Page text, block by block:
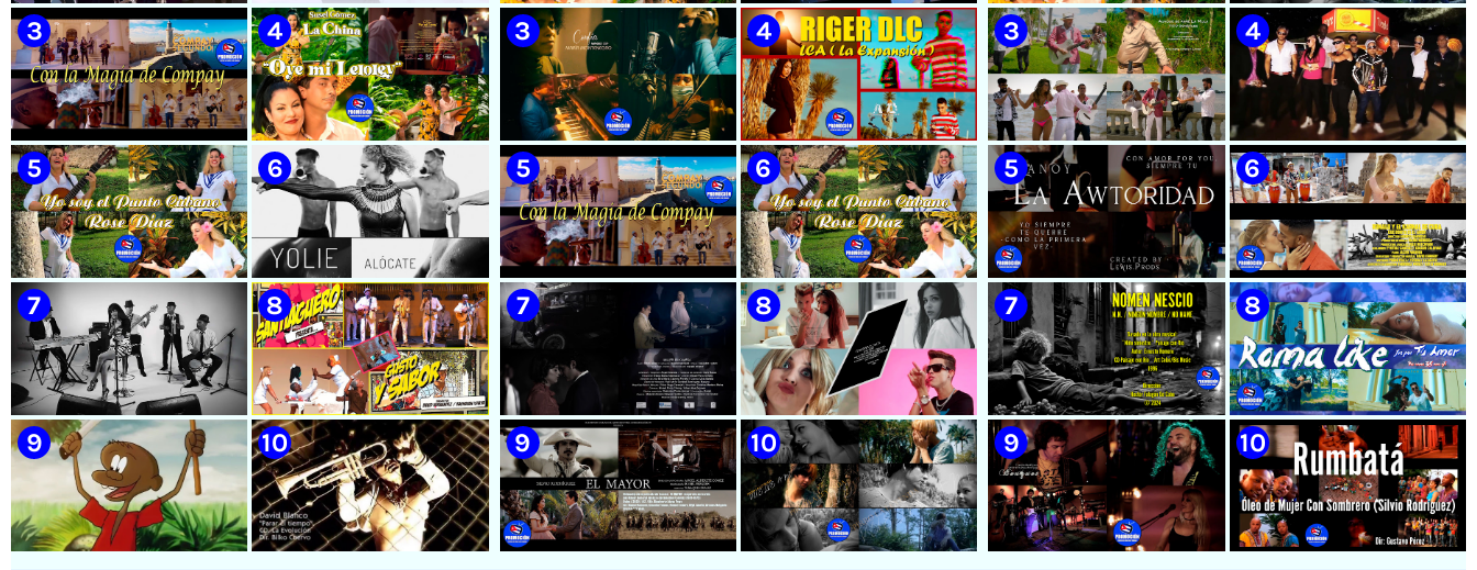
🟡 Casabe & Moncada & Buena
Fe - ¨Gallo de pelea¨ - Videoclip
- Dirección: Omar Leyva
🟡 Randy & White -
Extraterrestres - ¨Smoking¨ -
Videoclip - Dirección: Pepe
Salom
🟡 Grupo Compay Segundo ||
¨Con La Magia de Compay¨ ||
Música popular tradicional
cubana || Videoclip || CUBA
🟡 Susel Gómez (La China) ||
¨Oye Mi Leloley¨ || Director:
Onelio Jesús Larralde González
|| Música popular bailable
cubana || Videoclip || CUBA
🟡 Rose Díaz || ¨Yo soy el Punto
Cubano¨ (Autores: Celina
González y Reutilio
Domínguez) || Director:
Yuliades Mariño Cabello ||
Música popular tradicional
cubana - Punto Cubano -
Punto Guajiro || Videoclip ||
CUBA
🟡 Yolie - ¨Alócate¨ - Videoclip
- Dirección: Pedro Vázquez
🟡 Lázaro Valdés & Bamboleo -
¨Necesito tiempo¨ - Videoclip -
Dirección: Salamandra
🟡 Septeto Santiaguero -
¨Gusto y Sabor¨ - Videoclip -
Dirección: David Hernández -
🟡 Susel Gómez (La China) ||
¨Oye Mi Leloley¨ || Director:
Onelio Jesús Larralde González
|| Música popular bailable
cubana || Videoclip || CUBA
🟡 F-CUBA - ¨Solita¨ -
Videoclip - Director: Asiel
Babastro
🟡 María Montenegro -
¨Confía¨ 📺 Videoclip. CUBA
🟡 Riger DLC || ¨LCA ( La
Expansión )¨ || Director: Dani
A.R || Música cubana || Videoclip
|| CUBA
🟡 Grupo Compay Segundo ||
¨Con La Magia de Compay¨ ||
Música popular tradicional
cubana || Videoclip || CUBA
🟡 Rose Díaz || ¨Yo soy el Punto
Cubano¨ (Autores: Celina
González y Reutilio
Domínguez) || Director:
Yuliades Mariño Cabello ||
Música popular tradicional
cubana - Punto Cubano -
Punto Guajiro || Videoclip ||
CUBA
🟡 Beatriz Márquez - ¨Mujer
Bayamesa¨ 📺 Videoclip - 🎬
Director: Ángel Alderete
🟡 July Roby || ¨Contigo o sin tí¨
|| Videoclip || Música Urbana
Cubana || Director: Marlon el
🟡 Susel Gómez (La China) ||
¨Oye Mi Leloley¨ || Director:
Onelio Jesús Larralde González
|| Música popular bailable
cubana || Videoclip || CUBA
🟢 Pirro | ¨Vuelve a mi¨ |
Videoclip | Música Urbana
Cubana | Artistas Cubanos |
Canción | CUBA
🟡 Tico González - ¨Aunque se
pare la mula¨ - Videoclip -
Dirección: John Meriles -
Roberto C. González
🔴 Osmani García & Varios
Artistas | ¨Chupi Chupi¨ |
Director: Joel Guilian |
Videoclip | Música Urbana
Cubana | Artistas Cubanos |
Canción | CUBA
🟢 Hanoy La Awtoridad |
¨Siempre Tú¨ | Director:
LEWIS.PRODS | Videoclip |
Música Urbana Cubana |
Artistas Cubanos | Canción |
CUBA
🟡 Ronald & El Karnal de Cuba
- ¨Que bonito es el amor¨ 📺
Videoclip - 🎬 Director: Andros
Barroso
🟢 Paisaje con Río | NOMEN
NESCIO, basado en la obra
musical ¨Niño siniestro¨ |
🟡 Roma Like - ¨Fue por tu
amor¨ 📺 Videoclip - 🎬
Director: HE Marrero